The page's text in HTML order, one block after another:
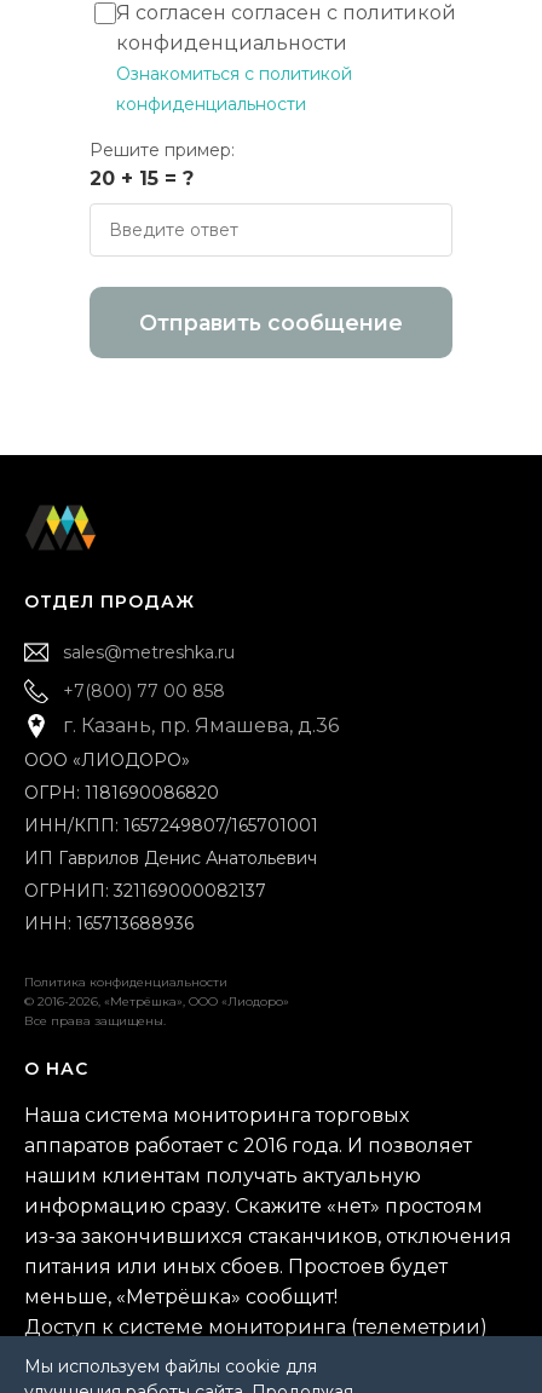
Я согласен согласен с политикой
конфиденциальности
Ознакомиться с политикой
конфиденциальности
Решите пример:
20 + 15 = ?
Отправить сообщение
ОТДЕЛ ПРОДАЖ
sales@metreshka.ru
+7(800) 77 00 858
г. Казань, пр. Ямашева, д.36
ООО «ЛИОДОРО»
ОГРН: 1181690086820
ИНН/КПП: 1657249807/165701001
ИП Гаврилов Денис Анатольевич
ОГРНИП: 321169000082137
ИНН: 165713688936
Политика конфиденциальности
© 2016-2026, «Метрёшка», ООО «Лиодоро»
Все права защищены.
О НАС
Наша система мониторинга торговых
аппаратов работает с 2016 года. И позволяет
нашим клиентам получать актуальную
информацию сразу. Скажите «нет» простоям
из-за закончившихся стаканчиков, отключения
питания или иных сбоев. Простоев будет
меньше, «Метрёшка» сообщит!
Доступ к системе мониторинга (телеметрии)
осуществляется через Web-интерфейс. Нет
необходимости в установке
Мы используем файлы cookie для